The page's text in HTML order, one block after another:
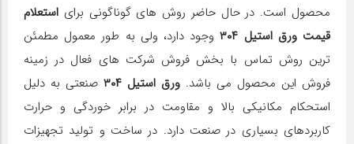
محصول است. در حال حاضر روش های گوناگونی برای استعلام
قیمت ورق استیل ۳۰۴
وجود دارد، ولی به طور معمول مطمئن
ترین روش تماس با بخش فروش شرکت های فعال در زمینه
فروش این محصول می باشد. ورق استیل ۳۰۴
صنعتی به دلیل
استحکام مکانیکی بالا و مقاومت در برابر خوردگی و حرارت
کاربردهای بسیاری در صنعت دارد. در ساخت و تولید تجهیزات